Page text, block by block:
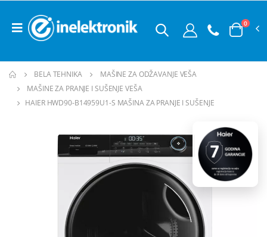
0
BELA TEHNIKA
MAŠINE ZA ODŽAVANJE VEŠA
MAŠINE ZA PRANJE I SUŠENJE VEŠA
HAIER HWD90-B14959U1-S MAŠINA ZA PRANJE I SUŠENJE